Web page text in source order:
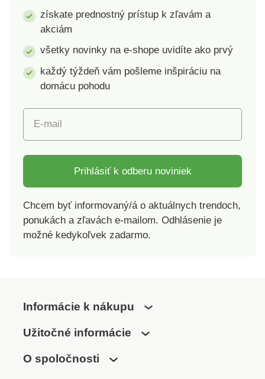
získate prednostný prístup k zľavám a
akciám
všetky novinky na e-shope uvidíte ako prvý
každý týždeň vám pošleme inšpiráciu na
domácu pohodu
E-mail
Prihlásiť k odberu noviniek
Chcem byť informovaný/á o aktuálnych trendoch,
ponukách a zľavách e-mailom. Odhlásenie je
možné kedykoľvek zadarmo.
Informácie k nákupu
Užitočné informácie
O spoločnosti